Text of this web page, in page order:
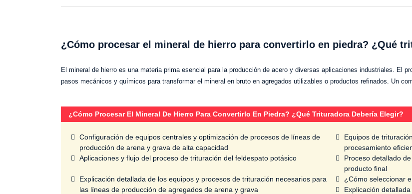
¿Cómo procesar el mineral de hierro para convertirlo en piedra? ¿Qué
El mineral de hierro es una materia prima esencial para la producción de acero y diversas aplicaciones industriales. El
pasos mecánicos y químicos para transformar el mineral en bruto en agregados utilizables o productos refinados. Un
¿Cómo Procesar El Mineral De Hierro Para Convertirlo En Piedra? ¿Qué Trituradora Debería Elegir?
Configuración de equipos centrales y optimización de procesos de líneas de
producción de arena y grava de alta capacidad
Equipos de
procesamiento
Aplicaciones y flujo del proceso de trituración del feldespato potásico
Proceso detallado
producto final
Explicación detallada de los equipos y procesos de trituración necesarios para
las líneas de producción de agregados de arena y grava
¿Cómo seleccionar
Explicación